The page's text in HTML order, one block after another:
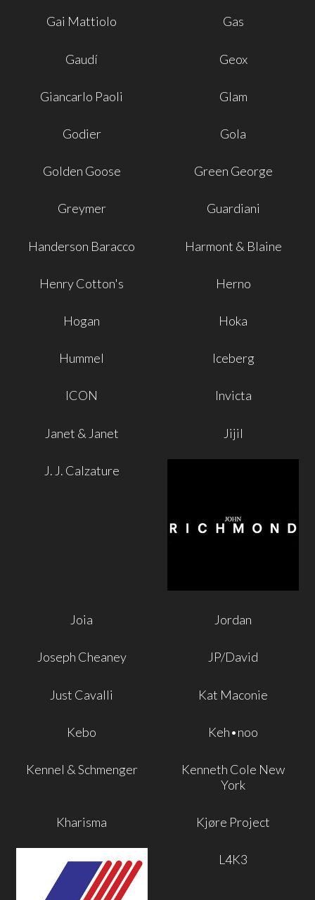
Gai Mattiolo Gas
Gaudí Geox
Giancarlo Paoli Glam
Godier Gola
Golden Goose Green George
Greymer Guardiani
Handerson Baracco Harmont & Blaine
Henry Cotton's Herno
Hogan Hoka
Hummel Iceberg
ICON Invicta
Janet & Janet Jijil
J. J. Calzature
Joia Jordan
Joseph Cheaney JP/David
Just Cavalli Kat Maconie
Kebo Keh•noo
Kennel & Schmenger
Kenneth Cole New
York
Kharisma Kjøre Project
L4K3